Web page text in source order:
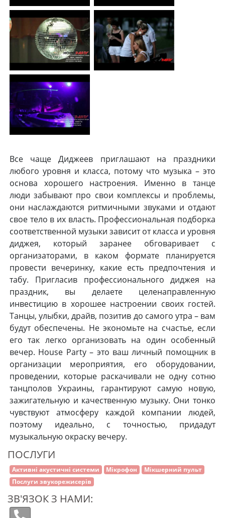
Все чаще Диджеев приглашают на праздники
любого уровня и класса, потому что музыка – это
основа хорошего настроения. Именно в танце
люди забывают про свои комплексы и проблемы,
они наслаждаются ритмичными звуками и отдают
свое тело в их власть. Профессиональная подборка
соответственной музыки зависит от класса и уровня
диджея, который заранее обговаривает с
организаторами, в каком формате планируется
провести вечеринку, какие есть предпочтения и
табу. Пригласив профессионального диджея на
праздник, вы делаете целенаправленную
инвестицию в хорошее настроении своих гостей.
Танцы, улыбки, драйв, позитив до самого утра – вам
будут обеспечены. Не экономьте на счастье, если
его так легко организовать на один особенный
вечер. House Party – это ваш личный помощник в
организации мероприятия, его оборудовании,
проведении, которые раскачивали не одну сотню
танцполов Украины, гарантируют самую новую,
зажигательную и качественную музыку. Они тонко
чувствуют атмосферу каждой компании людей,
поэтому идеально, с точностью, придадут
музыкальную окраску вечеру.
ПОСЛУГИ
Активні акустичні системи Мікрофон
Мікшерний пульт
Послуги звукорежисерів
ЗВ'ЯЗОК З НАМИ: